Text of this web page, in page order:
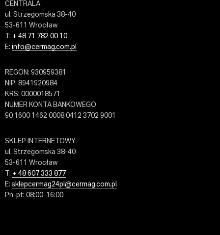
CENTRALA
ul. Strzegomska 38-40
53-611 Wrocław
T: + 48 71 782 00 10
E: info@cermag.com.pl
REGON: 930959381
NIP: 8941920984
KRS: 0000018571
NUMER KONTA BANKOWEGO
90 1600 1462 0008 0412 3702 9001
SKLEP INTERNETOWY
ul. Strzegomska 38-40
53-611 Wrocław
T: + 48 607 333 877
E: sklepcermag24pl@cermag.com.pl
Pn-pt: 08:00-16:00